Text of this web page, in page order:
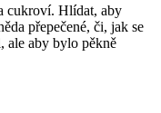
cukroví. Hlídat, aby
přepečené, či, jak se
ale aby bylo pěkně